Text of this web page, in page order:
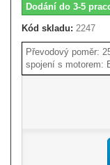
Dodání do 3-5
Kód skladu: 2247
Převodový poměr:
spojení s motorem: